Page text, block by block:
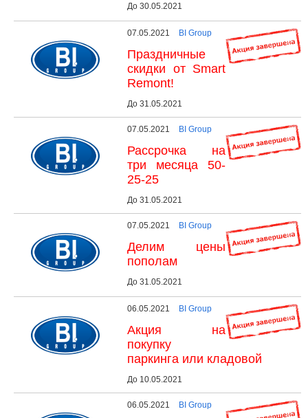
До 30.05.2021
07.05.2021 BI Group
Праздничные
скидки от Smart
Remont!
До 31.05.2021
07.05.2021 BI Group
Рассрочка на
три месяца 50-
25-25
До 31.05.2021
07.05.2021 BI Group
Делим цены
пополам
До 31.05.2021
06.05.2021 BI Group
Акция на
покупку
паркинга или кладовой
До 10.05.2021
06.05.2021 BI Group